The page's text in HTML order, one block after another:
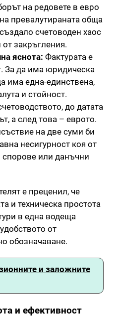
на редовете в евро
превалутираната обща
счетоводен хаос
закръгления.
яснота: Фактурата е
За да има юридическа
има една-единствена,
и стойност.
до датата
а след това – еврото.
на две суми би
несигурност коя от
спорове или данъчни
е преценил, че
и техническа простота
в една водеща
от
обозначаване.
и заложните
и ефективност